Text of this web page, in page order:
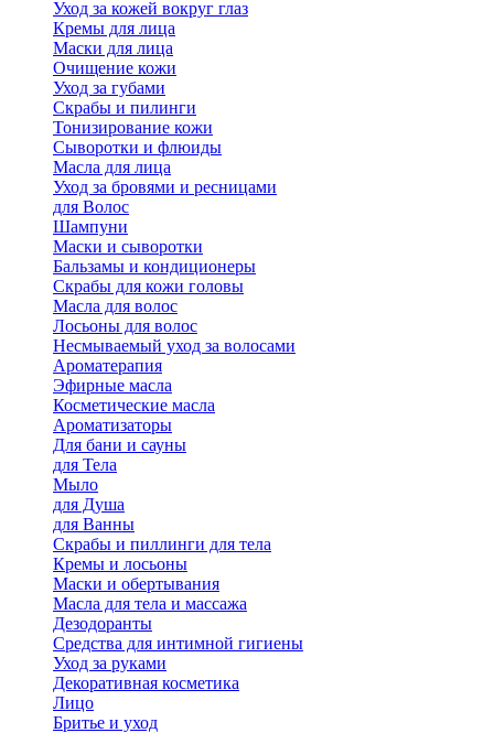
Уход за кожей вокруг глаз
Кремы для лица
Маски для лица
Очищение кожи
Уход за губами
Скрабы и пилинги
Тонизирование кожи
Сыворотки и флюиды
Масла для лица
Уход за бровями и ресницами
для Волос
Шампуни
Маски и сыворотки
Бальзамы и кондиционеры
Скрабы для кожи головы
Масла для волос
Лосьоны для волос
Несмываемый уход за волосами
Ароматерапия
Эфирные масла
Косметические масла
Ароматизаторы
Для бани и сауны
для Тела
Мыло
для Душа
для Ванны
Скрабы и пиллинги для тела
Кремы и лосьоны
Маски и обертывания
Масла для тела и массажа
Дезодоранты
Средства для интимной гигиены
Уход за руками
Декоративная косметика
Лицо
Бритье и уход